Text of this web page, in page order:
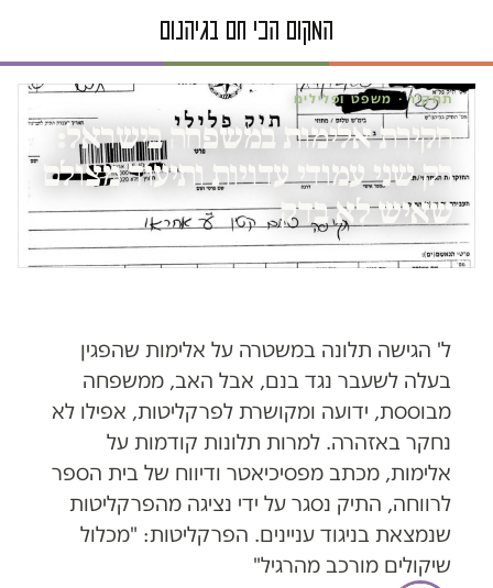
תחקיר · משפט ופלילים
חקירת אלימות במשפחה בישראל:
רק שני עמודי עדויות ותיעוד מצולם
שאיש לא בדק
ל' הגישה תלונה במשטרה על אלימות שהפגין
בעלה לשעבר נגד בנם, אבל האב, ממשפחה
מבוססת, ידועה ומקושרת לפרקליטות, אפילו לא
נחקר באזהרה. למרות תלונות קודמות על
אלימות, מכתב מפסיכיאטר ודיווח של בית הספר
לרווחה, התיק נסגר על ידי נציגה מהפרקליטות
שנמצאת בניגוד עניינים. הפרקליטות: "מכלול
שיקולים מורכב מהרגיל"